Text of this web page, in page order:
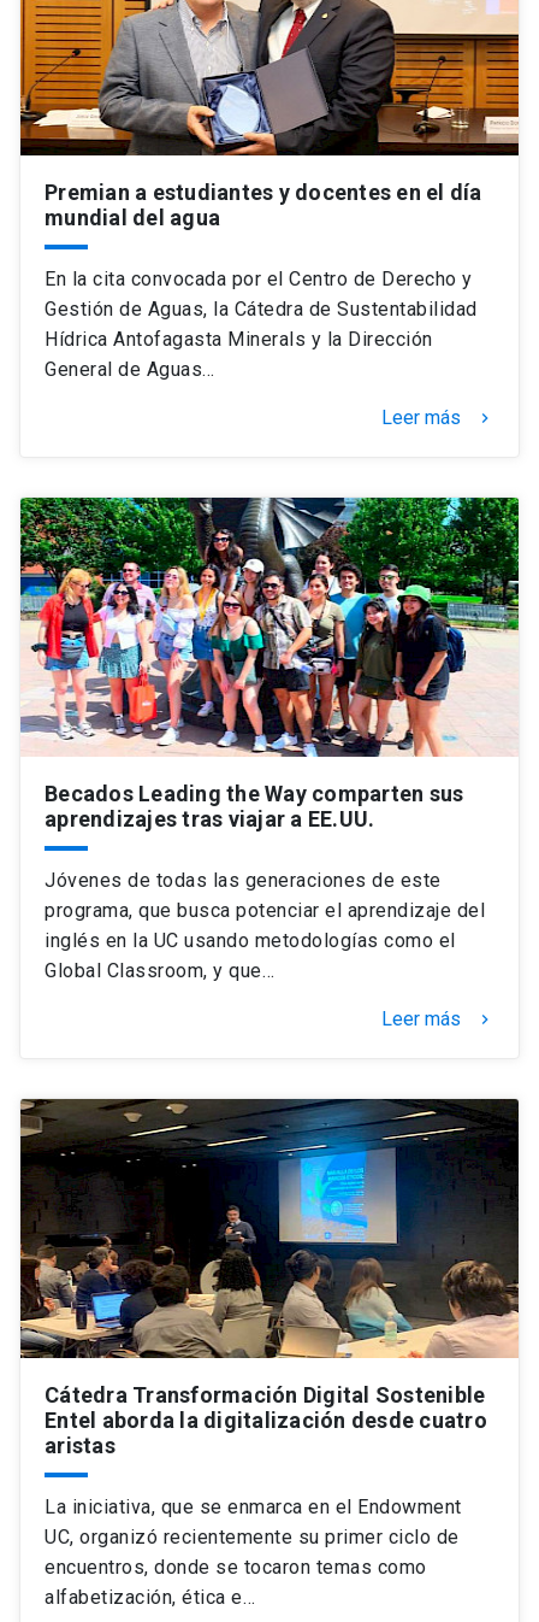
Premian a estudiantes y docentes en el día
mundial del agua
En la cita convocada por el Centro de Derecho y
Gestión de Aguas, la Cátedra de Sustentabilidad
Hídrica Antofagasta Minerals y la Dirección
General de Aguas…
Leer más keyboard_arrow_right
Becados Leading the Way comparten sus
aprendizajes tras viajar a EE.UU.
Jóvenes de todas las generaciones de este
programa, que busca potenciar el aprendizaje del
inglés en la UC usando metodologías como el
Global Classroom, y que…
Leer más keyboard_arrow_right
Cátedra Transformación Digital Sostenible
Entel aborda la digitalización desde cuatro
aristas
La iniciativa, que se enmarca en el Endowment
UC, organizó recientemente su primer ciclo de
encuentros, donde se tocaron temas como
alfabetización, ética e…